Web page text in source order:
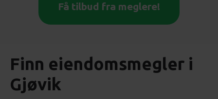
Få tilbud fra meglere!
Finn eiendomsmegler i
Gjøvik